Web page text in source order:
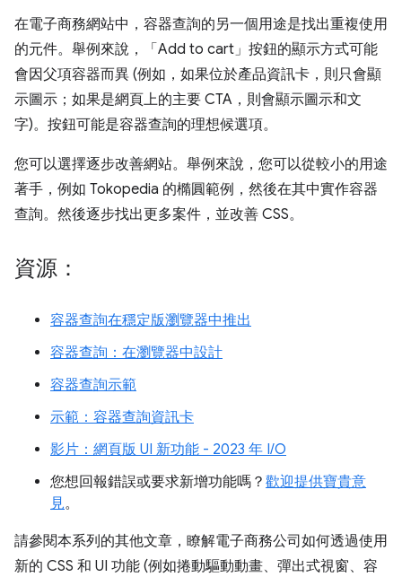
在電子商務網站中，容器查詢的另一個用途是找出重複使用
的元件。舉例來說，「Add to cart」 按鈕的顯示方式可能
會因父項容器而異 (例如，如果位於產品資訊卡，則只會顯
示圖示；如果是網頁上的主要 CTA，則會顯示圖示和文
字)。按鈕可能是容器查詢的理想候選項。
您可以選擇逐步改善網站。舉例來說，您可以從較小的用途
著手，例如 Tokopedia 的橢圓範例，然後在其中實作容器
查詢。然後逐步找出更多案件，並改善 CSS。
資源：
容器查詢在穩定版瀏覽器中推出
容器查詢：在瀏覽器中設計
容器查詢示範
示範：容器查詢資訊卡
影片：網頁版 UI 新功能 - 2023 年 I/O
您想回報錯誤或要求新增功能嗎？ 歡迎提供寶貴意
見。
請參閱本系列的其他文章，瞭解電子商務公司如何透過使用
新的 CSS 和 UI 功能 (例如捲動驅動動畫、彈出式視窗、容